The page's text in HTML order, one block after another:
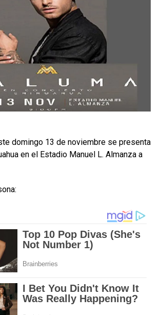
domingo 13 de noviembre se presenta
en el Estadio Manuel L. Almanza a